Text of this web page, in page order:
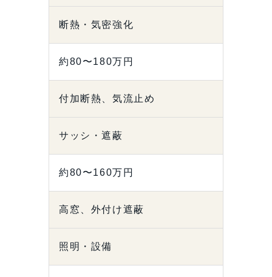
断熱・気密強化
約80〜180万円
付加断熱、気流止め
サッシ・遮蔽
約80〜160万円
高窓、外付け遮蔽
照明・設備